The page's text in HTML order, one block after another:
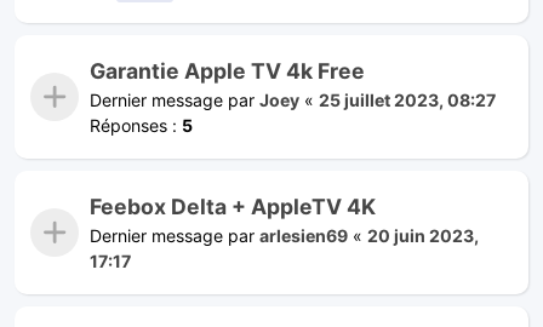
Garantie Apple TV 4k Free
Dernier message par Joey « 25 juillet 2023, 08:27
Réponses : 5
Feebox Delta + AppleTV 4K
Dernier message par arlesien69 « 20 juin 2023,
17:17